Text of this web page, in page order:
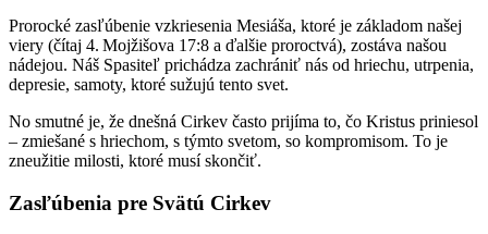
Prorocké zasľúbenie vzkriesenia Mesiáša, ktoré je základom našej
viery (čítaj 4. Mojžišova 17:8 a ďalšie proroctvá), zostáva našou
nádejou. Náš Spasiteľ prichádza zachrániť nás od hriechu, utrpenia,
depresie, samoty, ktoré sužujú tento svet.
No smutné je, že dnešná Cirkev často prijíma to, čo Kristus priniesol
– zmiešané s hriechom, s týmto svetom, so kompromisom. To je
zneužitie milosti, ktoré musí skončiť.
Zasľúbenia pre Svätú Cirkev